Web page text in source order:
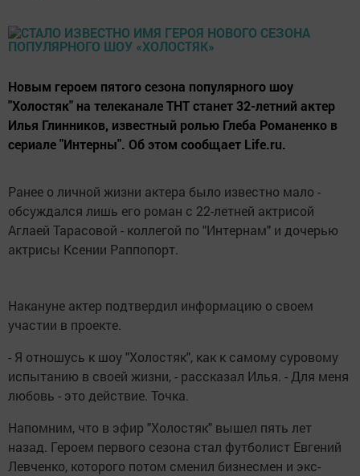
Новым героем пятого сезона популярного шоу
"Холостяк" на телеканале ТНТ станет 32-летний актер
Илья Глинников, известный ролью Глеба Романенко в
сериале "Интерны". Об этом сообщает Life.ru.
Ранее о личной жизни актера было известно мало -
обсуждался лишь его роман с 22-летней актрисой
Аглаей Тарасовой - коллегой по "Интернам" и дочерью
актрисы Ксении Раппопорт.
Накануне актер подтвердил информацию о своем
участии в проекте.
- Я отношусь к шоу "Холостяк", как к самому суровому
испытанию в своей жизни, - рассказал Илья. - Для меня
любовь - это действие. Точка.
Напомним, что в эфир "Холостяк" вышел пять лет
назад. Героем первого сезона стал футболист Евгений
Левченко, которого потом сменил бизнесмен и экс-